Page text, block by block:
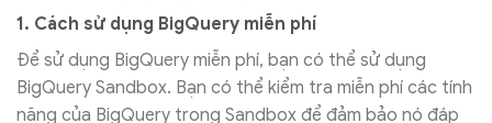
1. Cách sử dụng BigQuery miễn phí
Để sử dụng BigQuery miễn phí, bạn có thể sử dụng
BigQuery Sandbox. Bạn có thể kiểm tra miễn phí các tính
năng của BigQuery trong Sandbox để đảm bảo nó đáp